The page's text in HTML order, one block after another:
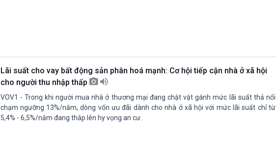
Lãi suất cho vay bất động sản phân hoá mạnh: Cơ hội tiếp cận nhà ở xã hội
cho người thu nhập thấp
VOV1 - Trong khi người mua nhà ở thương mại đang chật vật gánh mức lãi suất thả nổi
chạm ngưỡng 13%/năm, dòng vốn ưu đãi dành cho nhà ở xã hội với mức lãi suất chỉ từ
5,4% - 6,5%/năm đang thắp lên hy vọng an cư.